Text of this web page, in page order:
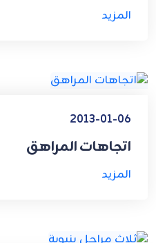
المزيد
2013-01-06
اتجاهات المراهق
المزيد